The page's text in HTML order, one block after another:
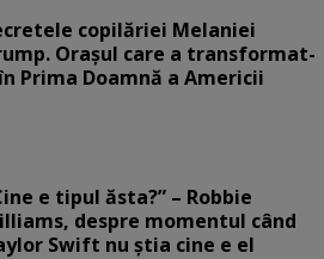
copilăriei Melaniei
Orașul care a transformat-
Prima Doamnă a Americii
e tipul ăsta?” – Robbie
despre momentul când
Swift nu știa cine e el